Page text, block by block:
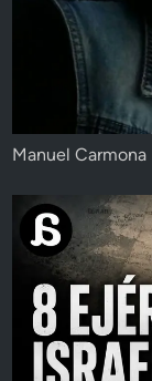
Manuel Carmona